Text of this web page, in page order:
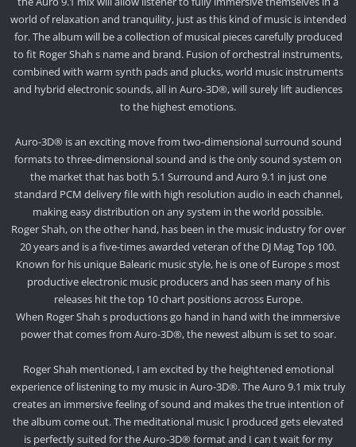
world of relaxation and tranquility, just as this kind of music is intended
for. The album will be a collection of musical pieces carefully produced
to fit Roger Shah s name and brand. Fusion of orchestral instruments,
combined with warm synth pads and plucks, world music instruments
and hybrid electronic sounds, all in Auro-3D®, will surely lift audiences
to the highest emotions.
Auro-3D® is an exciting move from two-dimensional surround sound
formats to three-dimensional sound and is the only sound system on
the market that has both 5.1 Surround and Auro 9.1 in just one
standard PCM delivery file with high resolution audio in each channel,
making easy distribution on any system in the world possible.
Roger Shah, on the other hand, has been in the music industry for over
20 years and is a five-times awarded veteran of the DJ Mag Top 100.
Known for his unique Balearic music style, he is one of Europe s most
productive electronic music producers and has seen many of his
releases hit the top 10 chart positions across Europe.
When Roger Shah s productions go hand in hand with the immersive
power that comes from Auro-3D®, the newest album is set to soar.
Roger Shah mentioned, I am excited by the heightened emotional
experience of listening to my music in Auro-3D®. The Auro 9.1 mix truly
creates an immersive feeling of sound and makes the true intention of
the album come out. The meditational music I produced gets elevated
is perfectly suited for the Auro-3D® format and I can t wait for my